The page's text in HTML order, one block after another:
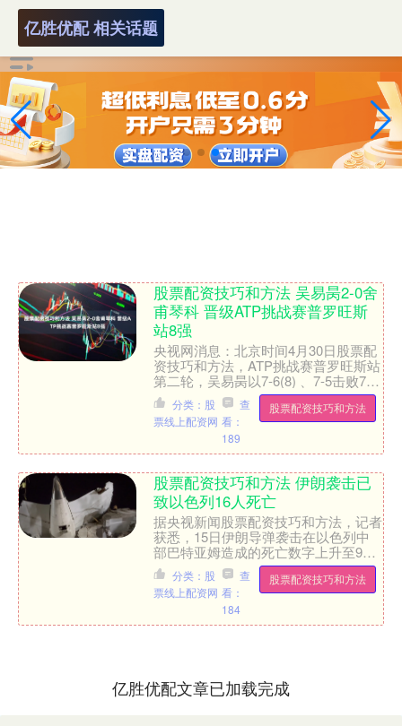
亿胜优配 相关话题
股票配资技巧和方法 吴易昺2-0舍
甫琴科 晋级ATP挑战赛普罗旺斯
站8强
央视网消息：北京时间4月30日股票配
资技巧和方法，ATP挑战赛普罗旺斯站
第二轮，吴易昺以7-6(8) 、7-5击败7号
种子舍甫琴科，晋级八强。....
股票配资技巧和方法
分类：股
票线上配资网
查
看：
189
股票配资技巧和方法 伊朗袭击已
致以色列16人死亡
据央视新闻股票配资技巧和方法，记者
获悉，15日伊朗导弹袭击在以色列中
部巴特亚姆造成的死亡数字上升至9
人。自13日本轮伊以冲突爆发以来，
伊朗对以色列的袭击已造成以....
股票配资技巧和方法
分类：股
票线上配资网
查
看：
184
亿胜优配文章已加载完成